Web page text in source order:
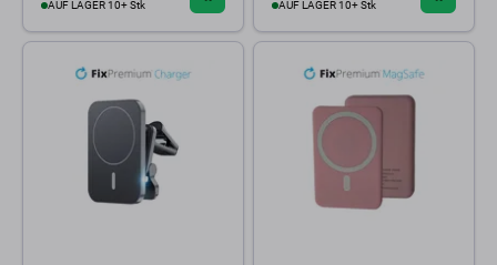
AUF LAGER 10+ Stk AUF LAGER 10+ Stk